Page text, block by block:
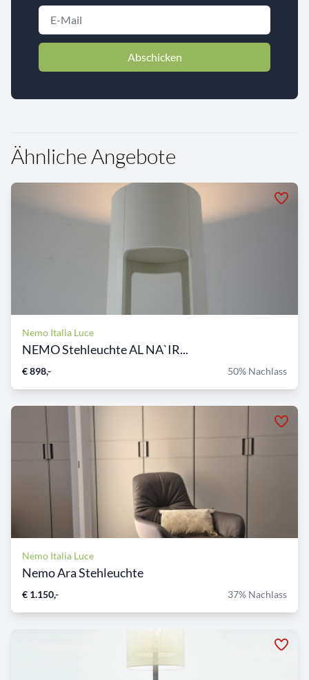
Abschicken
Ähnliche Angebote
Nemo Italia Luce
NEMO Stehleuchte AL NA`IR...
€ 898,- 50% Nachlass
Nemo Italia Luce
Nemo Ara Stehleuchte
€ 1.150,- 37% Nachlass